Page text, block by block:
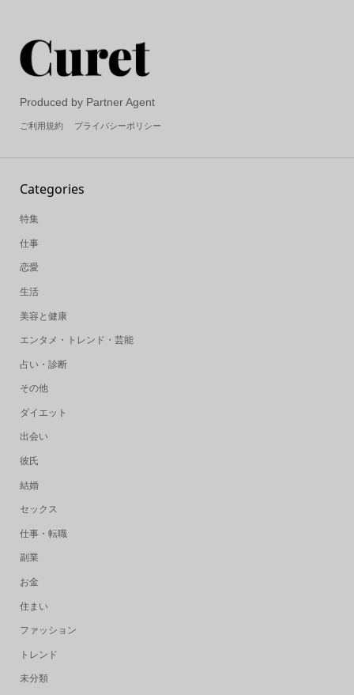
Produced by Partner Agent
ご利用規約 プライバシーポリシー
Categories
特集
仕事
恋愛
生活
美容と健康
エンタメ・トレンド・芸能
占い・診断
その他
ダイエット
出会い
彼氏
結婚
セックス
仕事・転職
副業
お金
住まい
ファッション
トレンド
未分類